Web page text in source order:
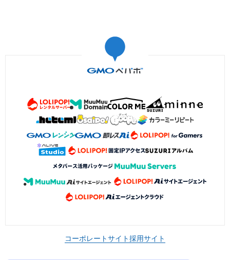
コーポレートサイト採用サイト